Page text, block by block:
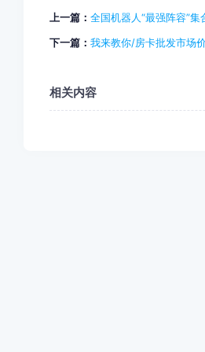
上一篇： 全国机器人“最强阵容”集
下一篇： 我来教你/房卡批发市场
相关内容